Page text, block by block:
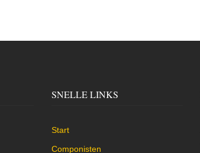
SNELLE LINKS
Start
Componisten